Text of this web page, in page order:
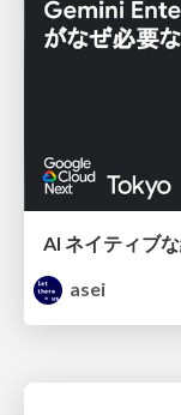
asei